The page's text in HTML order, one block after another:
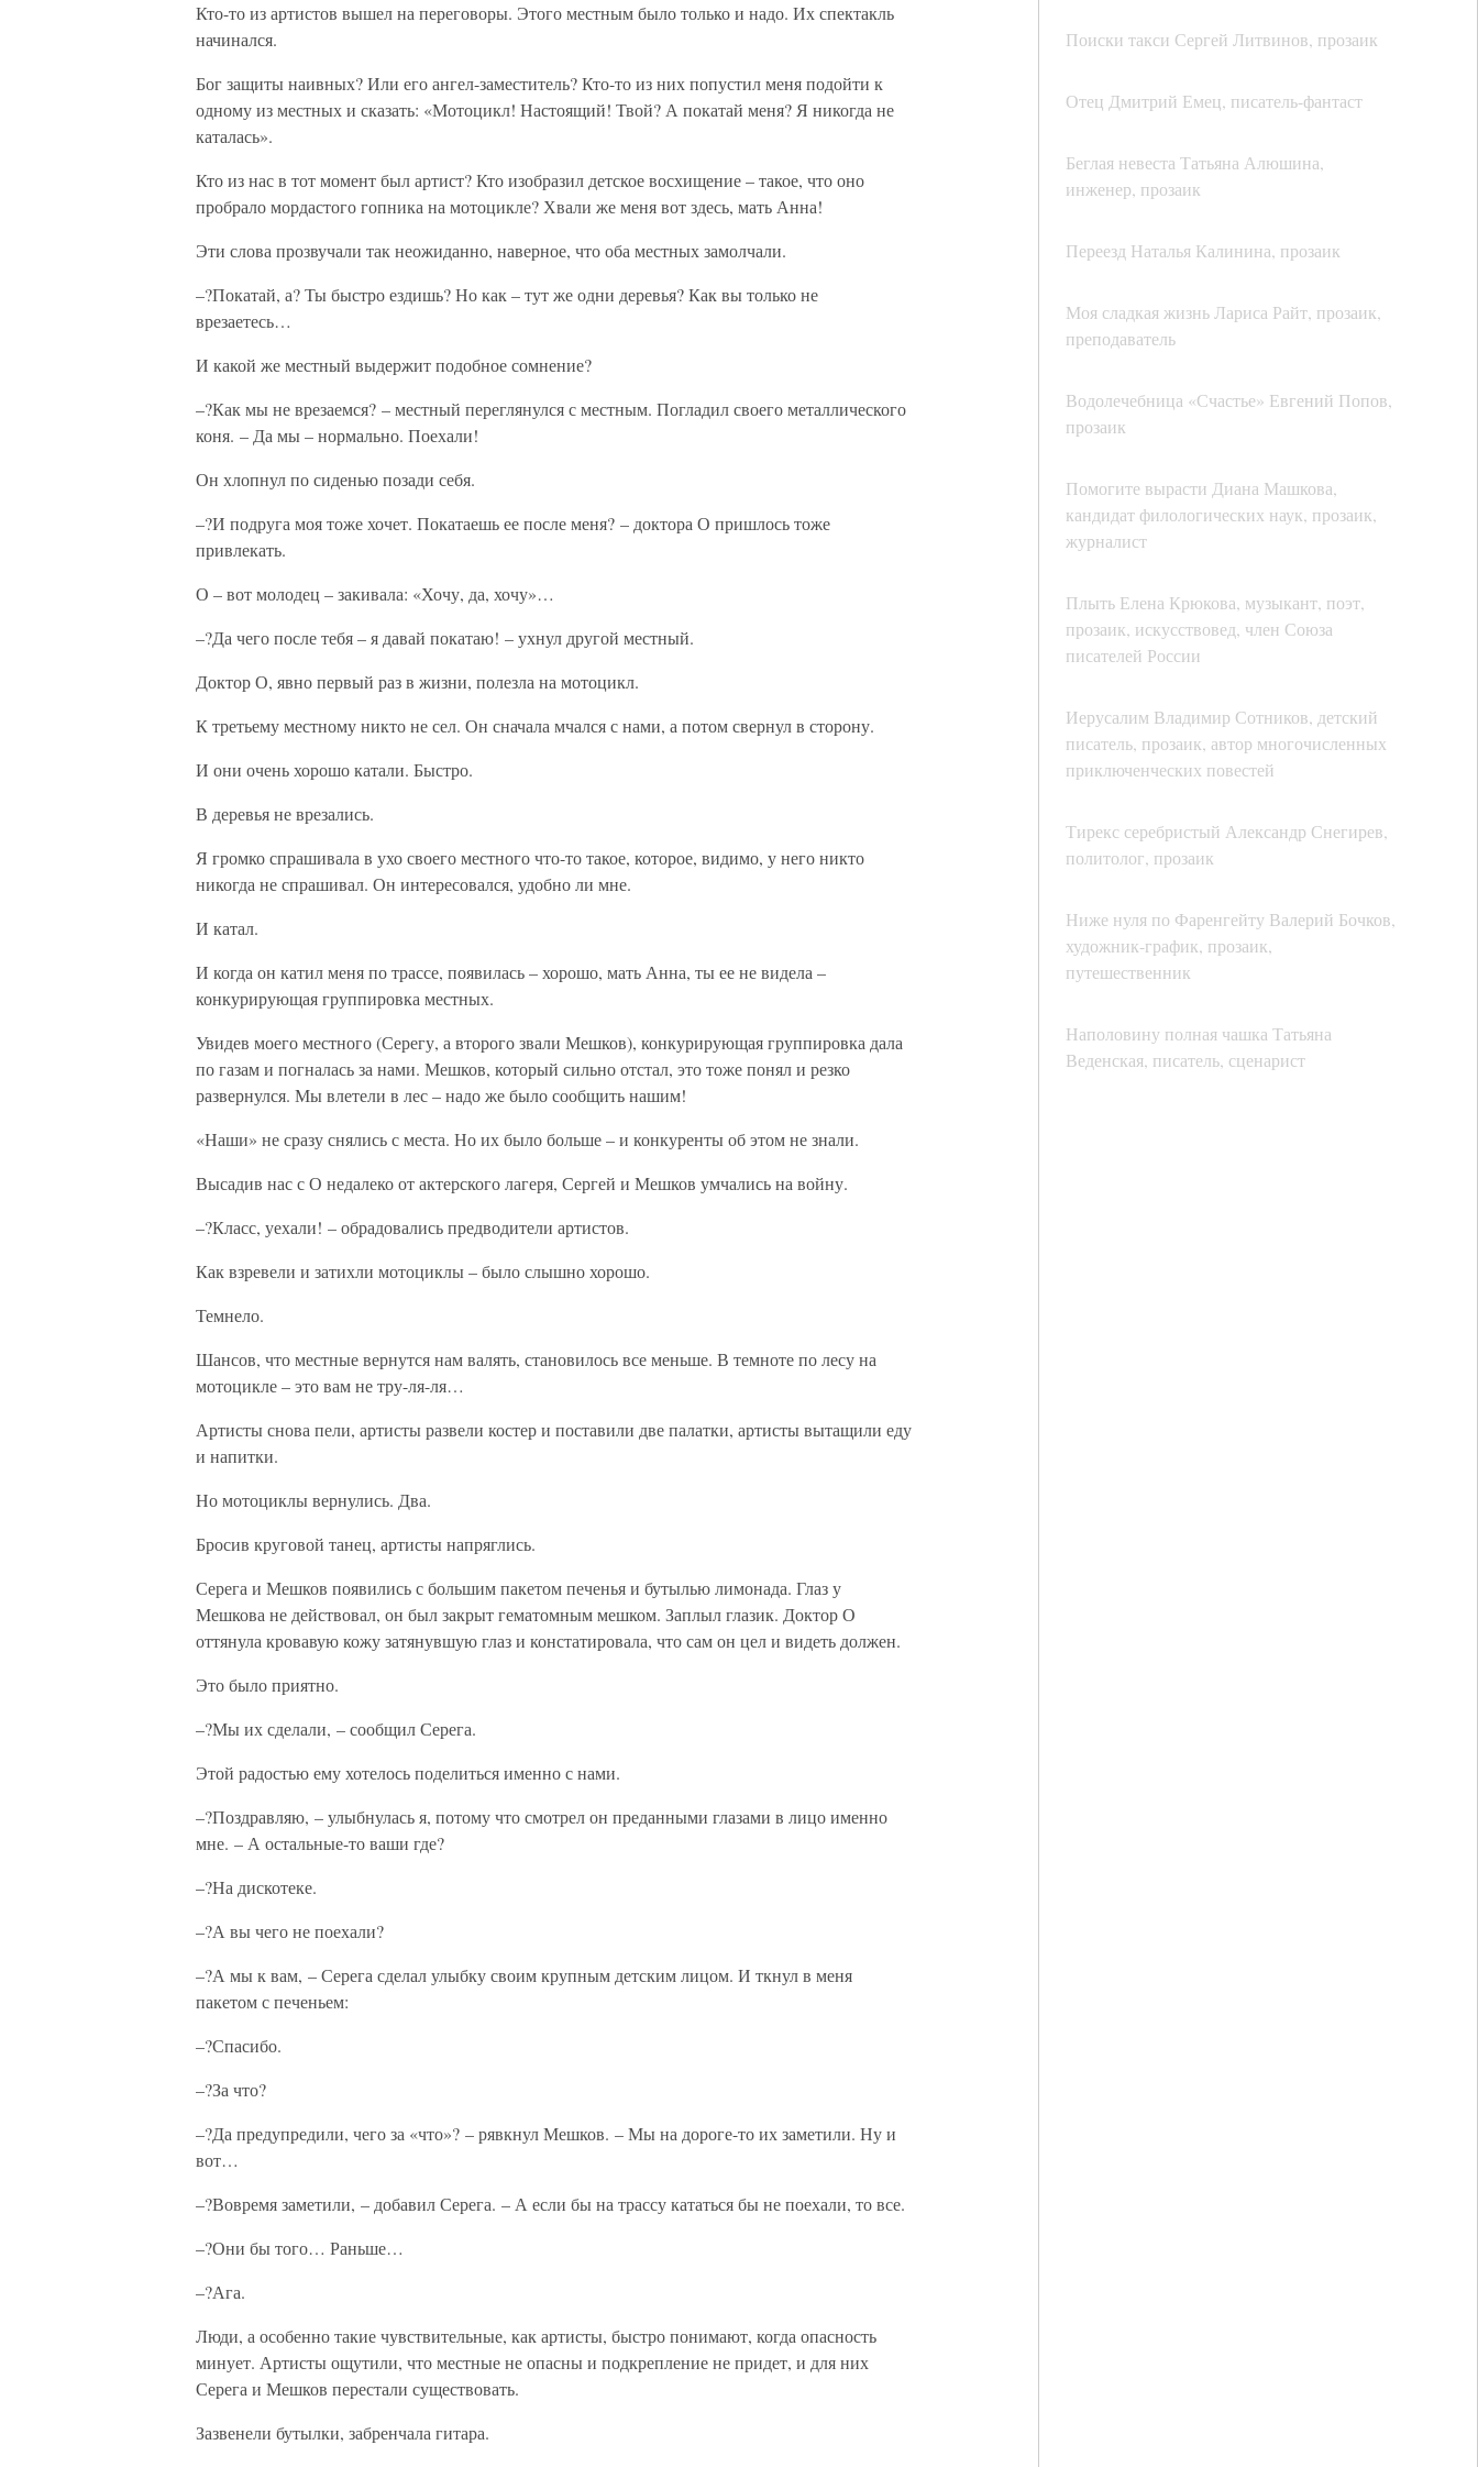
Поиски такси Сергей Литвинов, прозаик
Отец Дмитрий Емец, писатель-фантаст
Беглая невеста Татьяна Алюшина,
инженер, прозаик
Переезд Наталья Калинина, прозаик
Моя сладкая жизнь Лариса Райт, прозаик,
преподаватель
Водолечебница «Счастье» Евгений Попов,
прозаик
Помогите вырасти Диана Машкова,
кандидат филологических наук, прозаик,
журналист
Плыть Елена Крюкова, музыкант, поэт,
прозаик, искусствовед, член Союза
писателей России
Иерусалим Владимир Сотников, детский
писатель, прозаик, автор многочисленных
приключенческих повестей
Тирекс серебристый Александр Снегирев,
политолог, прозаик
Ниже нуля по Фаренгейту Валерий Бочков,
художник-график, прозаик,
путешественник
Наполовину полная чашка Татьяна
Веденская, писатель, сценарист
Кто-то из артистов вышел на переговоры. Этого местным было только и надо. Их спектакль
начинался.
Бог защиты наивных? Или его ангел-заместитель? Кто-то из них попустил меня подойти к
одному из местных и сказать: «Мотоцикл! Настоящий! Твой? А покатай меня? Я никогда не
каталась».
Кто из нас в тот момент был артист? Кто изобразил детское восхищение – такое, что оно
пробрало мордастого гопника на мотоцикле? Хвали же меня вот здесь, мать Анна!
Эти слова прозвучали так неожиданно, наверное, что оба местных замолчали.
–?Покатай, а? Ты быстро ездишь? Но как – тут же одни деревья? Как вы только не
врезаетесь…
И какой же местный выдержит подобное сомнение?
–?Как мы не врезаемся? – местный переглянулся с местным. Погладил своего металлического
коня. – Да мы – нормально. Поехали!
Он хлопнул по сиденью позади себя.
–?И подруга моя тоже хочет. Покатаешь ее после меня? – доктора О пришлось тоже
привлекать.
О – вот молодец – закивала: «Хочу, да, хочу»…
–?Да чего после тебя – я давай покатаю! – ухнул другой местный.
Доктор О, явно первый раз в жизни, полезла на мотоцикл.
К третьему местному никто не сел. Он сначала мчался с нами, а потом свернул в сторону.
И они очень хорошо катали. Быстро.
В деревья не врезались.
Я громко спрашивала в ухо своего местного что-то такое, которое, видимо, у него никто
никогда не спрашивал. Он интересовался, удобно ли мне.
И катал.
И когда он катил меня по трассе, появилась – хорошо, мать Анна, ты ее не видела –
конкурирующая группировка местных.
Увидев моего местного (Серегу, а второго звали Мешков), конкурирующая группировка дала
по газам и погналась за нами. Мешков, который сильно отстал, это тоже понял и резко
развернулся. Мы влетели в лес – надо же было сообщить нашим!
«Наши» не сразу снялись с места. Но их было больше – и конкуренты об этом не знали.
Высадив нас с О недалеко от актерского лагеря, Сергей и Мешков умчались на войну.
–?Класс, уехали! – обрадовались предводители артистов.
Как взревели и затихли мотоциклы – было слышно хорошо.
Темнело.
Шансов, что местные вернутся нам валять, становилось все меньше. В темноте по лесу на
мотоцикле – это вам не тру-ля-ля…
Артисты снова пели, артисты развели костер и поставили две палатки, артисты вытащили еду
и напитки.
Но мотоциклы вернулись. Два.
Бросив круговой танец, артисты напряглись.
Серега и Мешков появились с большим пакетом печенья и бутылью лимонада. Глаз у
Мешкова не действовал, он был закрыт гематомным мешком. Заплыл глазик. Доктор О
оттянула кровавую кожу затянувшую глаз и констатировала, что сам он цел и видеть должен.
Это было приятно.
–?Мы их сделали, – сообщил Серега.
Этой радостью ему хотелось поделиться именно с нами.
–?Поздравляю, – улыбнулась я, потому что смотрел он преданными глазами в лицо именно
мне. – А остальные-то ваши где?
–?На дискотеке.
–?А вы чего не поехали?
–?А мы к вам, – Серега сделал улыбку своим крупным детским лицом. И ткнул в меня
пакетом с печеньем:
–?Спасибо.
–?За что?
–?Да предупредили, чего за «что»? – рявкнул Мешков. – Мы на дороге-то их заметили. Ну и
вот…
–?Вовремя заметили, – добавил Серега. – А если бы на трассу кататься бы не поехали, то все.
–?Они бы того… Раньше…
–?Ага.
Люди, а особенно такие чувствительные, как артисты, быстро понимают, когда опасность
минует. Артисты ощутили, что местные не опасны и подкрепление не придет, и для них
Серега и Мешков перестали существовать.
Зазвенели бутылки, забренчала гитара.